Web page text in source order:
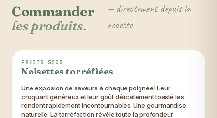
Commander
les produits.
— directement depuis la
recette
L'incontournable
FRUITS SECS
Noisettes torréfiées
Une explosion de saveurs à chaque poignée! Leur
croquant généreux et leur goût délicatement toasté les
rendent rapidement incontournables. Une gourmandise
naturelle. La torréfaction révèle toute la profondeur